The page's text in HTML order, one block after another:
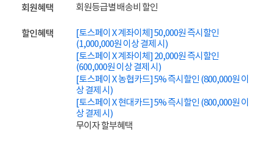
회원혜택 회원등급별 배송비 할인
할인혜택
[토스페이 X 계좌이체] 50,000원 즉시할인
(1,000,000원 이상 결제 시)
[토스페이 X 계좌이체] 20,000원 즉시할인
(600,000원 이상 결제 시)
[토스페이 X 농협카드] 5% 즉시할인 (800,000원 이
상 결제 시)
[토스페이 X 현대카드] 5% 즉시할인 (800,000원 이
상 결제 시)
무이자 할부혜택